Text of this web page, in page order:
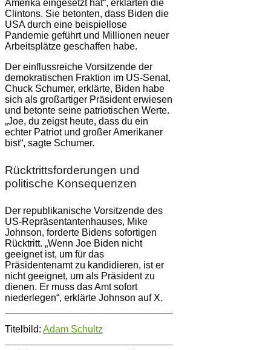
Amerika eingesetzt hat“, erklärten die
Clintons. Sie betonten, dass Biden die
USA durch eine beispiellose
Pandemie geführt und Millionen neuer
Arbeitsplätze geschaffen habe.
Der einflussreiche Vorsitzende der
demokratischen Fraktion im US-Senat,
Chuck Schumer, erklärte, Biden habe
sich als großartiger Präsident erwiesen
und betonte seine patriotischen Werte.
„Joe, du zeigst heute, dass du ein
echter Patriot und großer Amerikaner
bist“, sagte Schumer.
Rücktrittsforderungen und
politische Konsequenzen
Der republikanische Vorsitzende des
US-Repräsentantenhauses, Mike
Johnson, forderte Bidens sofortigen
Rücktritt. „Wenn Joe Biden nicht
geeignet ist, um für das
Präsidentenamt zu kandidieren, ist er
nicht geeignet, um als Präsident zu
dienen. Er muss das Amt sofort
niederlegen“, erklärte Johnson auf X.
Titelbild: Adam Schultz